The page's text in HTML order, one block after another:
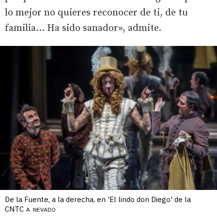
lo mejor no quieres reconocer de ti, de tu
familia... Ha sido sanador», admite.
De la Fuente, a la derecha, en 'El lindo don Diego' de la
CNTC A. NEVADO